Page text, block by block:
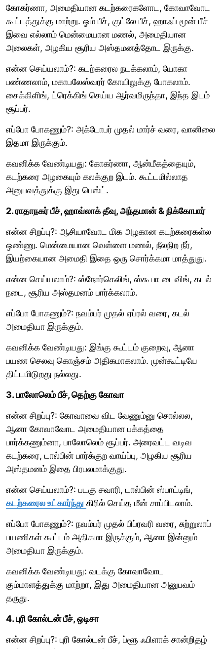
கோகர்ணா, அமைதியான கடற்கரைகளோட, கோவாவோட
கூட்டத்துக்கு மாற்று. ஓம் பீச், குட்லே பீச், ஹாஃப் மூன் பீச்
இவை எல்லாம் மென்மையான மணல், அமைதியான
அலைகள், அழகிய சூரிய அஸ்தமனத்தோட இருக்கு.
என்ன செய்யலாம்?: கடற்கரைல நடக்கலாம், யோகா
பண்ணலாம், மகாபலேஸ்வரர் கோயிலுக்கு போகலாம்.
சைக்கிளிங், ட்ரெக்கிங் செய்ய ஆர்வமிருந்தா, இந்த இடம்
சூப்பர்.
எப்போ போகணும்?: அக்டோபர் முதல் மார்ச் வரை, வானிலை
இதமா இருக்கும்.
கவனிக்க வேண்டியது: கோகர்ணா, ஆன்மீகத்தையும்,
கடற்கரை அழகையும் கலக்குற இடம். கூட்டமில்லாத
அனுபவத்துக்கு இது பெஸ்ட்.
2. ராதாநகர் பீச், ஹாவ்லாக் தீவு, அந்தமான் & நிக்கோபார்
என்ன சிறப்பு?: ஆசியாவோட மிக அழகான கடற்கரைகள்ல
ஒண்ணு. மென்மையான வெள்ளை மணல், நீலநிற நீர்,
இயற்கையான அமைதி இதை ஒரு சொர்க்கமா மாத்துது.
என்ன செய்யலாம்?: ஸ்நோர்கெலிங், ஸ்கூபா டைவிங், கடல்
நடை, சூரிய அஸ்தமனம் பார்க்கலாம்.
எப்போ போகணும்?: நவம்பர் முதல் ஏப்ரல் வரை, கடல்
அமைதியா இருக்கும்.
கவனிக்க வேண்டியது: இங்கு கூட்டம் குறைவு, ஆனா
பயண செலவு கொஞ்சம் அதிகமாகலாம். முன்கூட்டியே
திட்டமிடுறது நல்லது.
3. பாலோலெம் பீச், தெற்கு கோவா
என்ன சிறப்பு?: கோவாவை விட வேணும்னு சொல்லல,
ஆனா கோவாவோட அமைதியான பக்கத்தை
பார்க்கணும்னா, பாலோலெம் சூப்பர். அரைவட்ட வடிவ
கடற்கரை, டால்பின் பார்க்குற வாய்ப்பு, அழகிய சூரிய
அஸ்தமனம் இதை பிரபலமாக்குது.
என்ன செய்யலாம்?: படகு சவாரி, டால்பின் ஸ்பாட்டிங்,
கடற்கரைல உட்கார்ந்து கிரில் செய்த மீன் சாப்பிடலாம்.
எப்போ போகணும்?: நவம்பர் முதல் பிப்ரவரி வரை, சுற்றுலாப்
பயணிகள் கூட்டம் அதிகமா இருக்கும், ஆனா இன்னும்
அமைதியா இருக்கும்.
கவனிக்க வேண்டியது: வடக்கு கோவாவோட
கும்மாளத்துக்கு மாற்றா, இது அமைதியான அனுபவம்
தருது.
4. புரி கோல்டன் பீச், ஒடிசா
என்ன சிறப்பு?: புரி கோல்டன் பீச், ப்ளூ ஃபிளாக் சான்றிதழ்